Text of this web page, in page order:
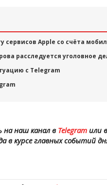
сервисов Apple со счёта
расследуется уголовное
с Telegram
на наш канал вTelegramили
в курсе главных событий